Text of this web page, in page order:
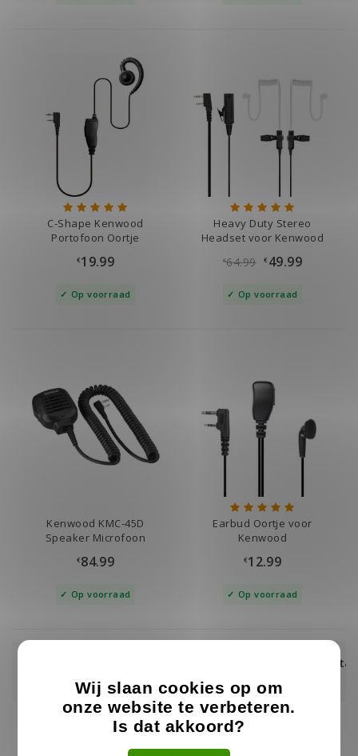
C-Shape Kenwood
Portofoon Oortje
€19.99
Op voorraad
Heavy Duty Stereo
Headset voor Kenwood
€64.99 €49.99
Op voorraad
Kenwood KMC-45D
Speaker Microfoon
€84.99
Op voorraad
Earbud Oortje voor
Kenwood
€12.99
Op voorraad
met Klarna!
Wij slaan cookies op om
onze website te verbeteren.
Is dat akkoord?